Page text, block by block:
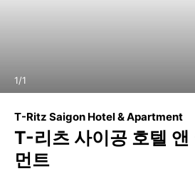
1/1
T-Ritz Saigon Hotel & Apartment
T-리츠 사이공 호텔 앤
먼트